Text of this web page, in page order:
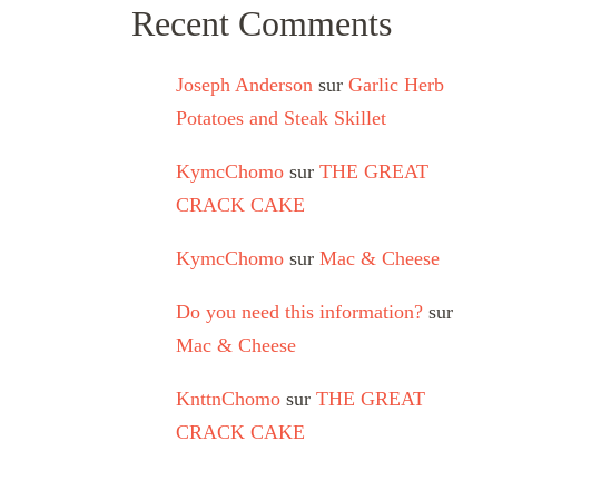
Recent Comments
Joseph Anderson sur Garlic Herb
Potatoes and Steak Skillet
KymcChomo sur THE GREAT
CRACK CAKE
KymcChomo sur Mac & Cheese
Do you need this information? sur
Mac & Cheese
KnttnChomo sur THE GREAT
CRACK CAKE